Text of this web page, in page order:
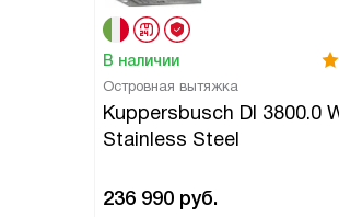
В наличии
Островная вытяжка
Kuppersbusch DI 3800.0
Stainless Steel
236 990 руб.